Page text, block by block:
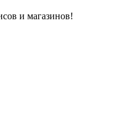
и магазинов!